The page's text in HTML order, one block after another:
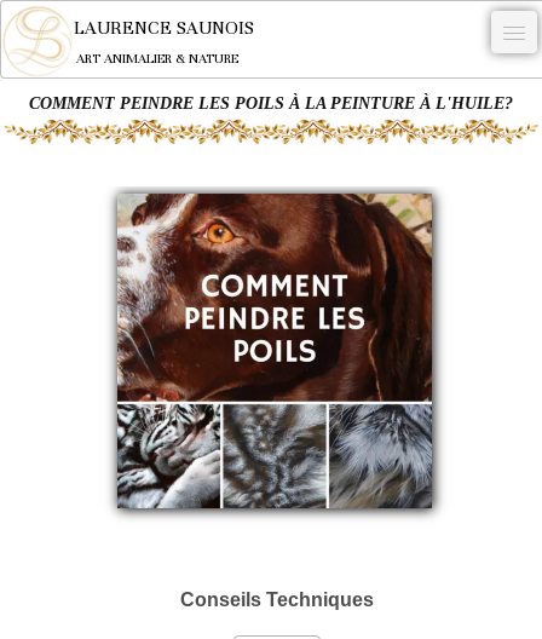
LAURENCE SAUNOIS
ART ANIMALIER & NATURE
-
OEUVRES
BECASSE
COMMANDE
L'ARTISTE.
CONTACT
Français
COMMENT PEINDRE LES POILS À LA PEINTURE À L'HUILE?
Conseils Techniques